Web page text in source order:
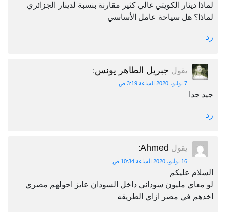
لماذا دينار الكويتي غالي كثير مقارنة بنسبة لدينار الجزائري
لماذا؟ هل سياحة عامل الأساسي
رد
يقول جبريل الطاهر يونس:
7 يوليو، 2020 الساعة 3:19 ص
جيد جدا
رد
يقول Ahmed
:
16 يوليو، 2020 الساعة 10:34 ص
السلام عليكم
لو معاي مليون سوداني داخل السودان عايز احولهم مصري
اخدهم في مصر ازاي الطريقه